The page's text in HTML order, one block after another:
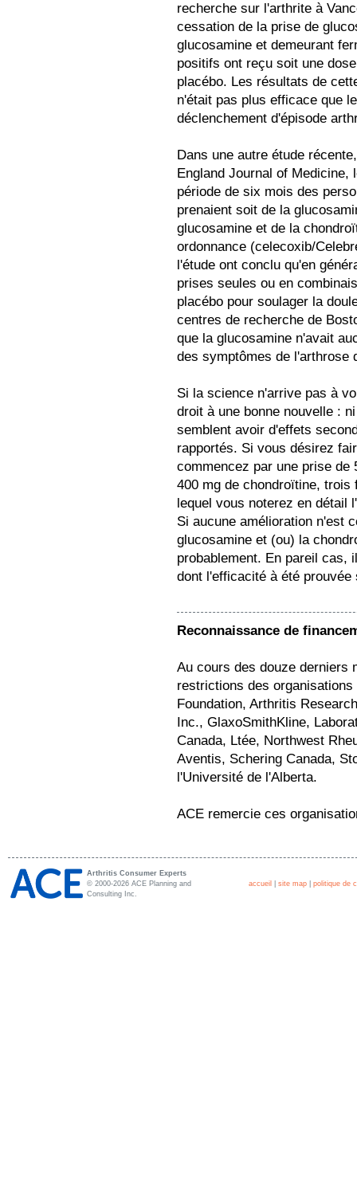
recherche sur l'arthrite à
cessation de la prise de
glucosamine et demeurant
positifs ont reçu soit une
placébo. Les résultats de
n'était pas plus efficace que
déclenchement d'épisode
Dans une autre étude
England Journal of Medicine,
période de six mois des
prenaient soit de la
glucosamine et de la
ordonnance (celecoxib/
l'étude ont conclu qu'en
prises seules ou en
placébo pour soulager la
centres de recherche de
que la glucosamine n'avait
des symptômes de l'arthrose
Si la science n'arrive pas à
droit à une bonne nouvelle :
semblent avoir d'effets
rapportés. Si vous désirez
commencez par une prise de
400 mg de chondroïtine, trois
lequel vous noterez en détail
Si aucune amélioration n'est
glucosamine et (ou) la
probablement. En pareil cas,
dont l'efficacité à été prouvée
Reconnaissance de
Au cours des douze derniers
restrictions des
Foundation, Arthritis
Inc., GlaxoSmithKline,
Canada, Ltée, Northwest
Aventis, Schering Canada,
l'Université de l'Alberta.
ACE remercie ces
Arthritis Consumer Experts
© 2000-2026 ACE Planning and
Consulting Inc.
accueil site map politique de